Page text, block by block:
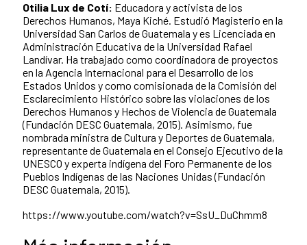
Otilia Lux de Cotí: Educadora y activista de los
Derechos Humanos, Maya Kiché. Estudió Magisterio en la
Universidad San Carlos de Guatemala y es Licenciada en
Administración Educativa de la Universidad Rafael
Landívar. Ha trabajado como coordinadora de proyectos
en la Agencia Internacional para el Desarrollo de los
Estados Unidos y como comisionada de la Comisión del
Esclarecimiento Histórico sobre las violaciones de los
Derechos Humanos y Hechos de Violencia de Guatemala
(Fundación DESC Guatemala, 2015). Asimismo, fue
nombrada ministra de Cultura y Deportes de Guatemala,
representante de Guatemala en el Consejo Ejecutivo de la
UNESCO y experta indígena del Foro Permanente de los
Pueblos Indígenas de las Naciones Unidas (Fundación
DESC Guatemala, 2015).
https://www.youtube.com/watch?v=SsU_DuChmm8